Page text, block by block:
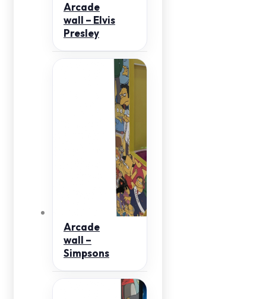
Arcade
wall – Elvis
Presley
Arcade
wall –
Simpsons